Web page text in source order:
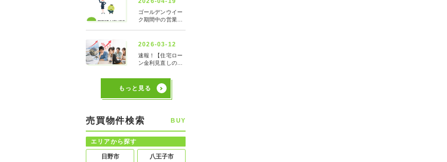
もっと見る
売買物件検索 BUY
エリアから探す
日野市 八王子市